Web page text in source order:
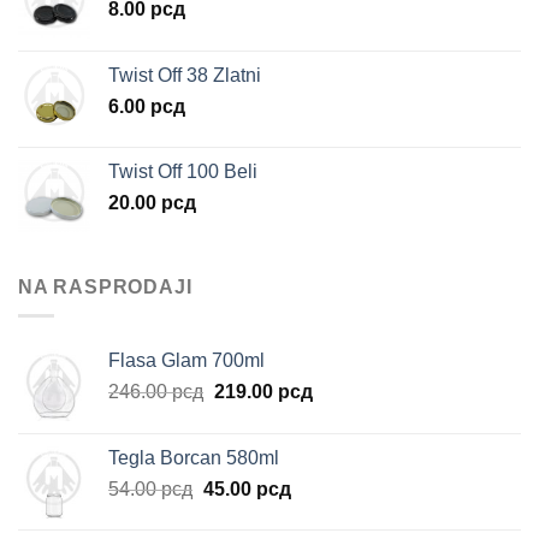
8.00 рсд
Twist Off 38 Zlatni
6.00 рсд
Twist Off 100 Beli
20.00 рсд
NA RASPRODAJI
Flasa Glam 700ml
246.00рсд Originalna
bila:
246.00 рсд.
219.00 рсдTrenutna
Tegla Borcan 580ml
54.00рсд Originalna
45.00 рсдTrenutna